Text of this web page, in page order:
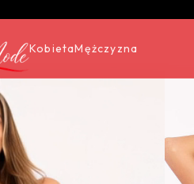
KobietaMężczyzna